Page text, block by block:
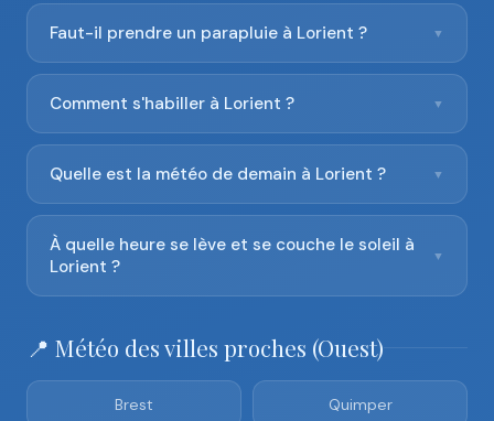
Faut-il prendre un parapluie à Lorient ? ▼
Comment s'habiller à Lorient ? ▼
Quelle est la météo de demain à Lorient ? ▼
À quelle heure se lève et se couche le soleil à
Lorient ?
▼
📍 Météo des villes proches (Ouest)
Brest Quimper